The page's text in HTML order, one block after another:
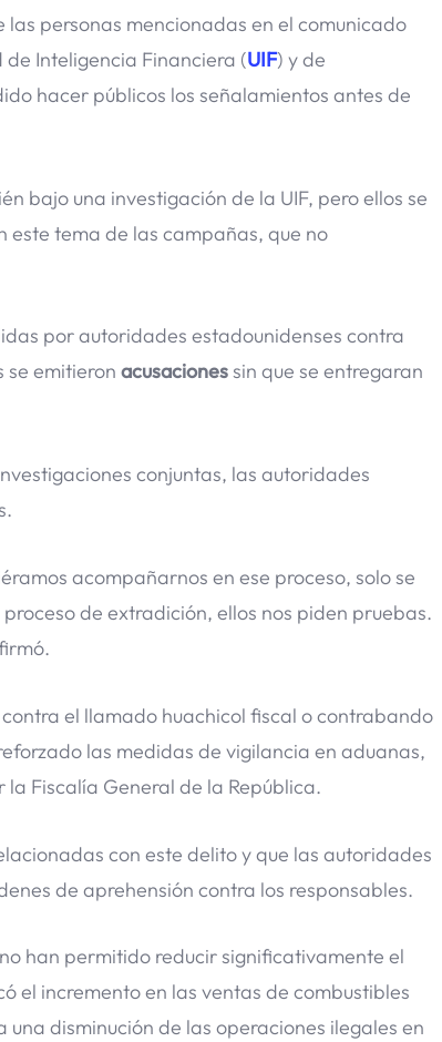
personas mencionadas en el comunicado
Inteligencia Financiera (UIF) y de
hacer públicos los señalamientos antes de
bajo una investigación de la UIF, pero ellos se
este tema de las campañas, que no
por autoridades estadounidenses contra
se emitieron acusacionessin que se entregaran
conjuntas, las autoridades
acompañarnos en ese proceso, solo se
de extradición, ellos nos piden pruebas.
el llamado huachicol fiscal o contrabando
las medidas de vigilancia en aduanas,
Fiscalía General de la República.
con este delito y que las autoridades
de aprehensión contra los responsables.
han permitido reducir significativamente el
el incremento en las ventas de combustibles
disminución de las operaciones ilegales en